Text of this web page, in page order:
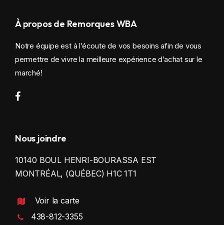
À propos de Remorques WBA
Notre équipe est à l’écoute de vos besoins afin de vous
permettre de vivre la meilleure expérience d’achat sur le
marché!
Nous joindre
10140 BOUL HENRI-BOURASSA EST
MONTRÉAL, (QUÉBEC) H1C 1T1
Voir la carte
438-812-3355